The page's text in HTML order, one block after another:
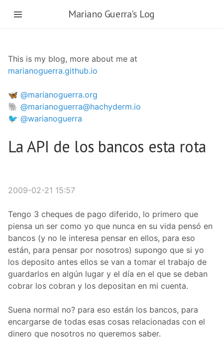
Mariano Guerra's Log
This is my blog, more about me at
marianoguerra.github.io
🦋 @marianoguerra.org
🐘 @marianoguerra@hachyderm.io
🐦 @warianoguerra
La API de los bancos esta rota
2009-02-21 15:57
Tengo 3 cheques de pago diferido, lo primero que
piensa un ser como yo que nunca en su vida pensó en
bancos (y no le interesa pensar en ellos, para eso
están, para pensar por nosotros) supongo que si yo
los deposito antes ellos se van a tomar el trabajo de
guardarlos en algún lugar y el día en el que se deban
cobrar los cobran y los depositan en mi cuenta.
Suena normal no? para eso están los bancos, para
encargarse de todas esas cosas relacionadas con el
dinero que nosotros no queremos saber.